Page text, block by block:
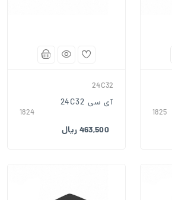
1825
24C32
آی سی 24C32
1824
463,500 ریال